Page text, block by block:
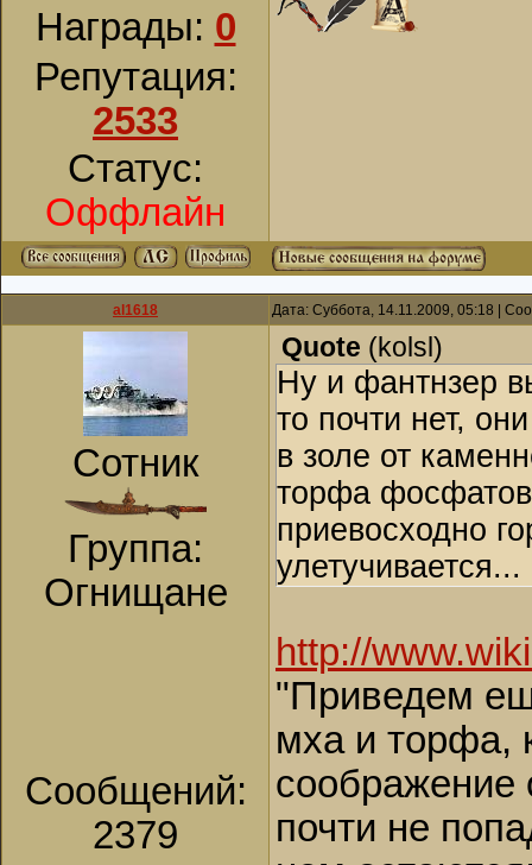
Награды: 0
Репутация:
2533
Статус:
Оффлайн
al1618 Дата: Суббота, 14.11.2009, 05:18 |
Сотник
Группа:
Огнищане
Сообщений:
2379
Quote (kolsl)
Ну и фантнзер
то почти нет,
в золе от
торфа
приевосходно
улетучивается...
http://
"Приведем
мха и торфа,
соображение
почти не